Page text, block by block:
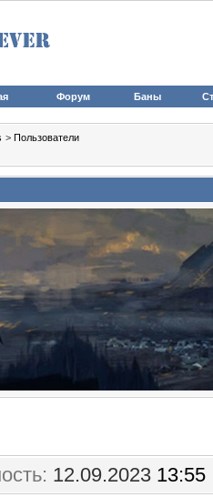
Форум Баны
> Пользователи
12.09.2023 13:55